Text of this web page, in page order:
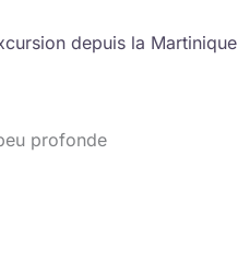
depuis la Martinique
profonde